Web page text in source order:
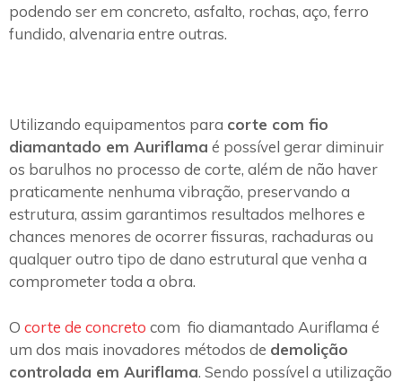
podendo ser em concreto, asfalto, rochas, aço, ferro
fundido, alvenaria entre outras.
Utilizando equipamentos para corte com fio
diamantado em Auriflama é possível gerar diminuir
os barulhos no processo de corte, além de não haver
praticamente nenhuma vibração, preservando a
estrutura, assim garantimos resultados melhores e
chances menores de ocorrer fissuras, rachaduras ou
qualquer outro tipo de dano estrutural que venha a
comprometer toda a obra.
O corte de concreto com fio diamantado Auriflama é
um dos mais inovadores métodos de demolição
controlada em Auriflama. Sendo possível a utilização